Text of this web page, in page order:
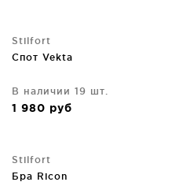
Stilfort
Спот Vekta
В наличии 19 шт.
1 980 руб
Stilfort
Бра Ricon